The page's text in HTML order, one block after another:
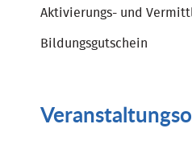
Aktivierungs- und
Bildungsgutschein